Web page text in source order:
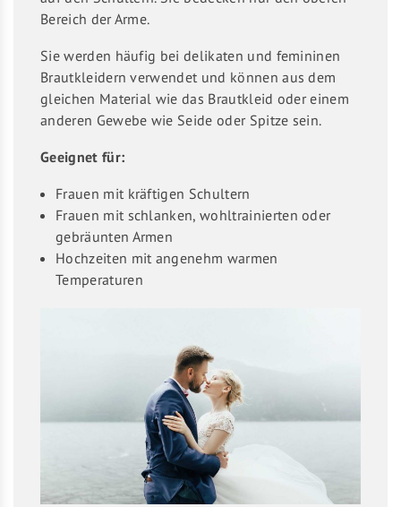
Bereich der Arme.
Sie werden häufig bei delikaten und femininen
Brautkleidern verwendet und können aus dem
gleichen Material wie das Brautkleid oder einem
anderen Gewebe wie Seide oder Spitze sein.
Geeignet für:
Frauen mit kräftigen Schultern
Frauen mit schlanken, wohltrainierten oder
gebräunten Armen
Hochzeiten mit angenehm warmen
Temperaturen